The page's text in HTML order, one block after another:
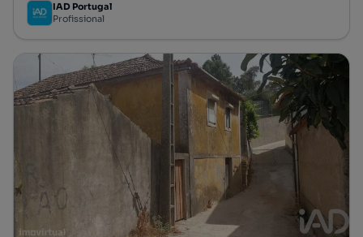
IAD Portugal
Profissional